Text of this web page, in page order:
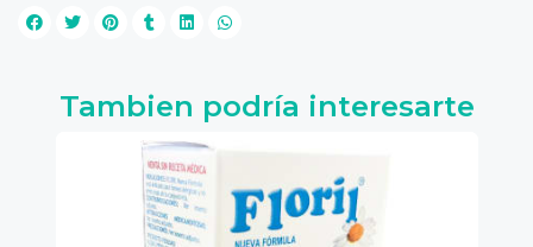
Tambien podría interesarte